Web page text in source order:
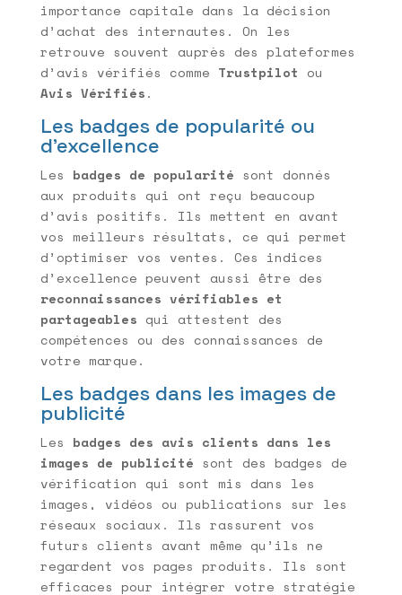
importance capitale dans la décision
d’achat des internautes. On les
retrouve souvent auprès des plateformes
d’avis vérifiés comme Trustpilot ou
Avis Vérifiés.
Les badges de popularité ou
d’excellence
Les badges de popularité sont donnés
aux produits qui ont reçu beaucoup
d’avis positifs. Ils mettent en avant
vos meilleurs résultats, ce qui permet
d’optimiser vos ventes. Ces indices
d’excellence peuvent aussi être des
reconnaissances vérifiables et
partageables qui attestent des
compétences ou des connaissances de
votre marque.
Les badges dans les images de
publicité
Les badges des avis clients dans les
images de publicité sont des badges de
vérification qui sont mis dans les
images, vidéos ou publications sur les
réseaux sociaux. Ils rassurent vos
futurs clients avant même qu’ils ne
regardent vos pages produits. Ils sont
efficaces pour intégrer votre stratégie